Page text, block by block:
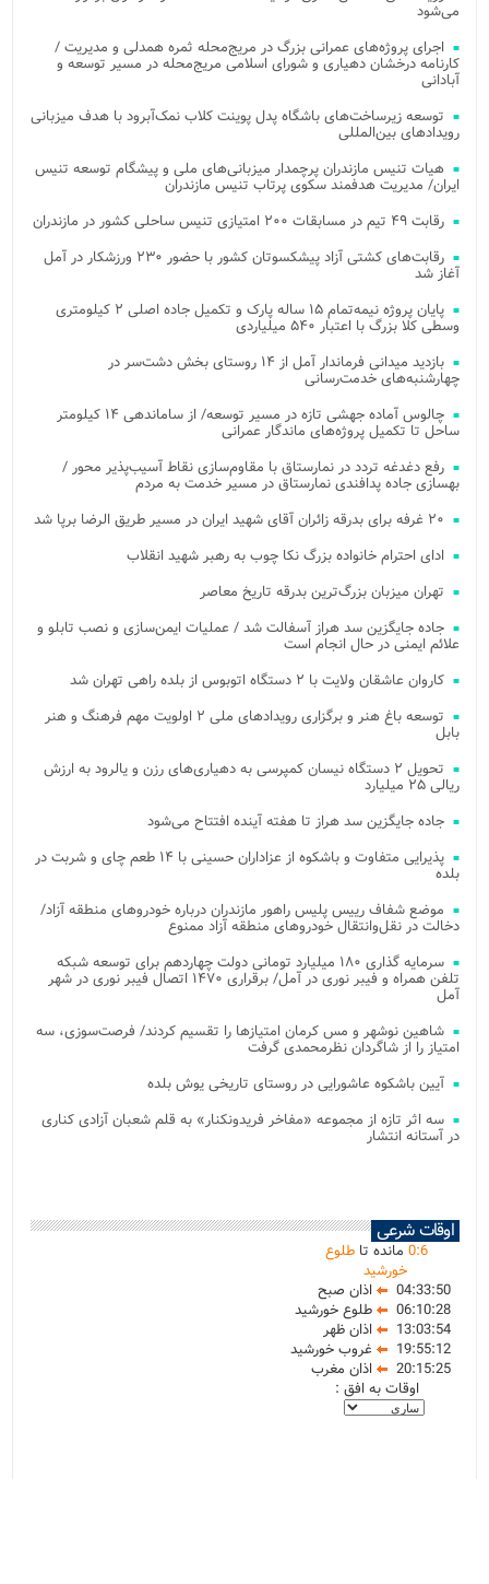
می‌شود
اجرای پروژه‌های عمرانی بزرگ در مریج‌محله ثمره همدلی و مدیریت /
کارنامه درخشان دهیاری و شورای اسلامی مریج‌محله در مسیر توسعه و
آبادانی
توسعه زیرساخت‌های باشگاه پدل پوینت کلاب نمک‌آبرود با هدف میزبانی
رویدادهای بین‌المللی
هیات تنیس مازندران پرچمدار میزبانی‌های ملی و پیشگام توسعه تنیس
ایران/ مدیریت هدفمند سکوی پرتاب تنیس مازندران
رقابت ۴۹ تیم در مسابقات ۲۰۰ امتیازی تنیس ساحلی کشور در مازندران
رقابت‌های کشتی آزاد پیشکسوتان کشور با حضور ۲۳۰ ورزشکار در آمل
آغاز شد
پایان پروژه نیمه‌تمام ۱۵ ساله پارک و تکمیل جاده اصلی ۲ کیلومتری
وسطی کلا بزرگ با اعتبار ۵۴۰ میلیاردی
بازدید میدانی فرماندار آمل از ۱۴ روستای بخش دشت‌سر در
چهارشنبه‌های خدمت‌رسانی
چالوس آماده جهشی تازه در مسیر توسعه/ از ساماندهی ۱۴ کیلومتر
ساحل تا تکمیل پروژه‌های ماندگار عمرانی
رفع دغدغه تردد در نمارستاق با مقاوم‌سازی نقاط آسیب‌پذیر محور /
بهسازی جاده پدافندی نمارستاق در مسیر خدمت به مردم
۲۰ غرفه برای بدرقه زائران آقای شهید ایران در مسیر طریق الرضا برپا شد
ادای احترام خانواده بزرگ نکا چوب به رهبر شهید انقلاب
تهران میزبان بزرگ‌ترین بدرقه تاریخ معاصر
جاده جایگزین سد هراز آسفالت شد / عملیات ایمن‌سازی و نصب تابلو و
علائم ایمنی در حال انجام است
کاروان عاشقان ولایت با ۲ دستگاه اتوبوس از بلده راهی تهران شد
توسعه باغ هنر و برگزاری رویدادهای ملی ۲ اولویت مهم فرهنگ و هنر
بابل
تحویل ۲ دستگاه نیسان کمپرسی به دهیاری‌های رزن و یالرود به ارزش
ریالی ۲۵ میلیارد
جاده جایگزین سد هراز تا هفته آینده افتتاح می‌شود
پذیرایی متفاوت و باشکوه از عزاداران حسینی با ۱۴ طعم چای و شربت در
بلده
موضع شفاف رییس پلیس راهور مازندران درباره خودروهای منطقه آزاد/
دخالت در نقل‌وانتقال خودروهای منطقه آزاد ممنوع
سرمایه گذاری ۱۸۰ میلیارد تومانی دولت چهاردهم برای توسعه شبکه
تلفن همراه و فیبر نوری در آمل/ برقراری ۱۴۷۰ اتصال فیبر نوری در شهر
آمل
شاهین نوشهر و مس کرمان امتیازها را تقسیم کردند/ فرصت‌سوزی، سه
امتیاز را از شاگردان نظرمحمدی گرفت
آیین باشکوه عاشورایی در روستای تاریخی یوش بلده
سه اثر تازه از مجموعه «مفاخر فریدونکنار» به قلم شعبان آزادی کناری
در آستانه انتشار
اوقات شرعی
0:6 مانده تا طلوع
خورشید
04:33:50
اذان صبح
06:10:28
طلوع خورشید
13:03:54
اذان ظهر
19:55:12
غروب خورشید
20:15:25
اذان مغرب
اوقات به افق :